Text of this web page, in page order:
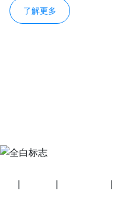
了解更多
| | |